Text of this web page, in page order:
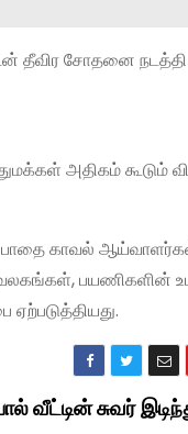
தீவிர சோதனை
அதிகம் கூடும்
பாதை காவல்
பயணிகளின்
சுவர்